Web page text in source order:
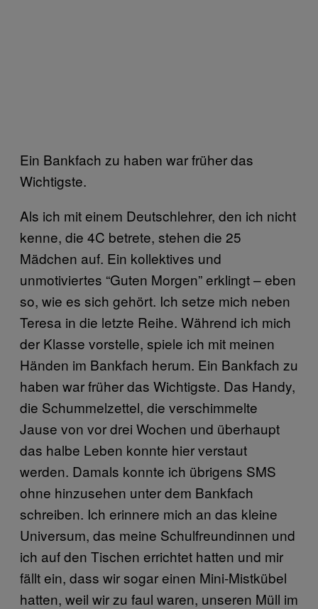
Ein Bankfach zu haben war früher das
Wichtigste.
Als ich mit einem Deutschlehrer, den ich nicht
kenne, die 4C betrete, stehen die 25
Mädchen auf. Ein kollektives und
unmotiviertes “Guten Morgen” erklingt – eben
so, wie es sich gehört. Ich setze mich neben
Teresa in die letzte Reihe. Während ich mich
der Klasse vorstelle, spiele ich mit meinen
Händen im Bankfach herum. Ein Bankfach zu
haben war früher das Wichtigste. Das Handy,
die Schummelzettel, die verschimmelte
Jause von vor drei Wochen und überhaupt
das halbe Leben konnte hier verstaut
werden. Damals konnte ich übrigens SMS
ohne hinzusehen unter dem Bankfach
schreiben. Ich erinnere mich an das kleine
Universum, das meine Schulfreundinnen und
ich auf den Tischen errichtet hatten und mir
fällt ein, dass wir sogar einen Mini-Mistkübel
hatten, weil wir zu faul waren, unseren Müll im